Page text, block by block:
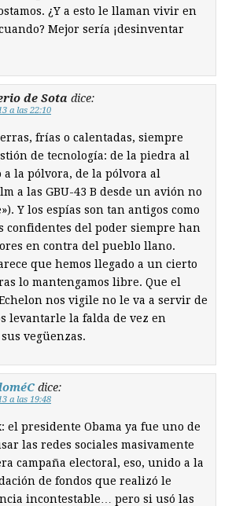
¿Y a esto le llaman vivir en
Mejor sería ¡desinventar
de Sota dice:
a las 22:10
frías o calentadas, siempre
de tecnología: de la piedra al
la pólvora, de la pólvora al
a las GBU-43 B desde un avión no
Y los espías son tan antigos como
confidentes del poder siempre han
en contra del pueblo llano.
que hemos llegado a un cierto
lo mantengamos libre. Que el
nos vigile no le va a servir de
levantarle la falda de vez en
vegüenzas.
dice:
a las 19:48
el presidente Obama ya fue uno de
las redes sociales masivamente
campaña electoral, eso, unido a la
de fondos que realizó le
incontestable… pero si usó las